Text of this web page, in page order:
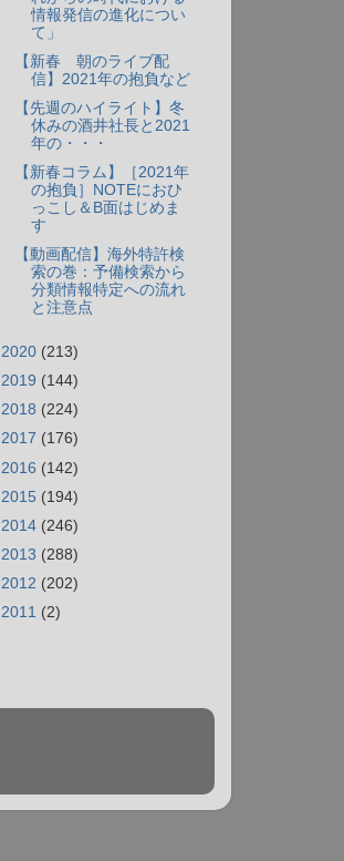
情報発信の進化につい
て」
【新春 朝のライブ配
信】2021年の抱負など
【先週のハイライト】冬
休みの酒井社長と2021
年の・・・
【新春コラム】［2021年
の抱負］NOTEにおひ
っこし＆B面はじめま
す
【動画配信】海外特許検
索の巻：予備検索から
分類情報特定への流れ
と注意点
2020 (213)
2019 (144)
2018 (224)
2017 (176)
2016 (142)
2015 (194)
2014 (246)
2013 (288)
2012 (202)
2011 (2)